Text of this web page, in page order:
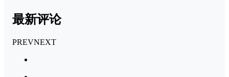
最新评论
PREVNEXT